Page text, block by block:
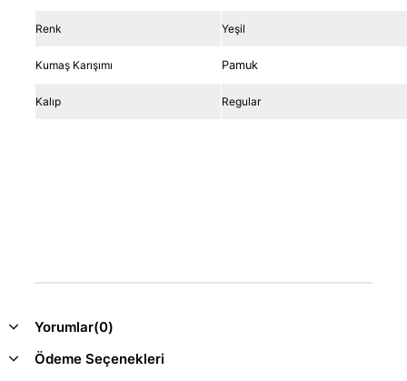
Renk Yeşil
Kumaş Karışımı Pamuk
Kalıp Regular
Yorumlar(0)
Ödeme Seçenekleri